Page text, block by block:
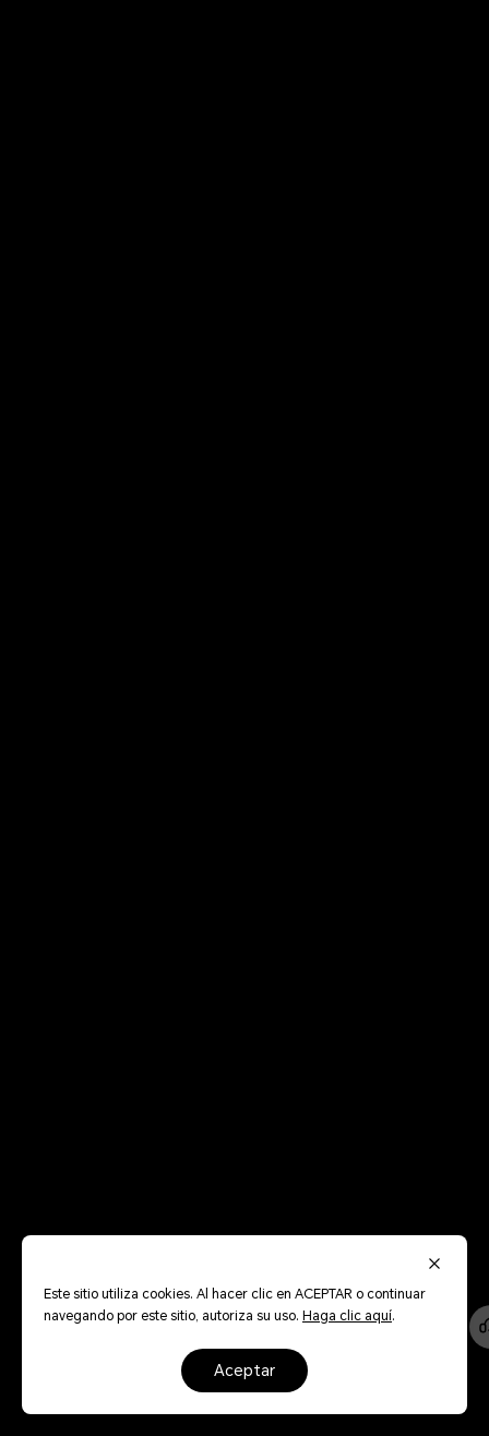
Este sitio utiliza cookies. Al hacer clic en ACEPTAR o continuar
navegando por este sitio, autoriza su uso. Haga clic aquí.
aceptar